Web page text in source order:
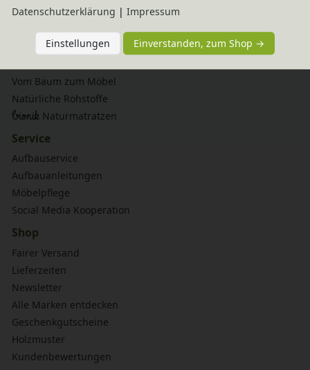
Philosophie
Bio-Erlenholz
Vom Baum zum Möbel
Natürliche Rohstoffe
bionik Naturmatratzen
Service
Aufbauservice
Aufbauanleitungen
Möbelpflege
Social Media Kooperation
Shop
Fairer Versand
Lieferzeiten
Newsletter
Alle Marken entdecken
Geschenkgutscheine
Holzmuster
Kundenbewertungen
Daten­schutz­erklärung | Impressum
Einstellungen Einverstanden, zum Shop →